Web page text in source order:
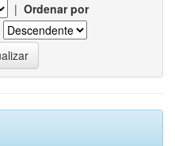
| Ordenar por